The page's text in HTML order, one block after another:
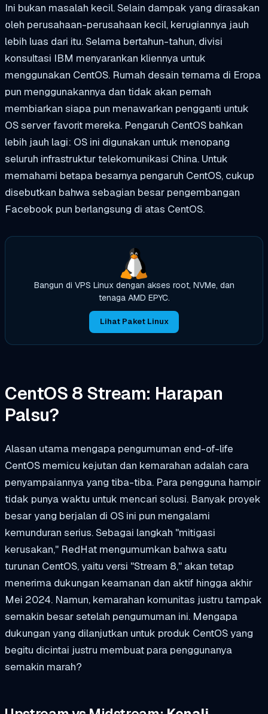
Ini bukan masalah kecil. Selain dampak yang dirasakan
oleh perusahaan-perusahaan kecil, kerugiannya jauh
lebih luas dari itu. Selama bertahun-tahun, divisi
konsultasi IBM menyarankan kliennya untuk
menggunakan CentOS. Rumah desain ternama di Eropa
pun menggunakannya dan tidak akan pernah
membiarkan siapa pun menawarkan pengganti untuk
OS server favorit mereka. Pengaruh CentOS bahkan
lebih jauh lagi: OS ini digunakan untuk menopang
seluruh infrastruktur telekomunikasi China. Untuk
memahami betapa besarnya pengaruh CentOS, cukup
disebutkan bahwa sebagian besar pengembangan
Facebook pun berlangsung di atas CentOS.
Bangun di VPS Linux dengan akses root, NVMe, dan
tenaga AMD EPYC.
Lihat Paket Linux
CentOS 8 Stream: Harapan
Palsu?
Alasan utama mengapa pengumuman end-of-life
CentOS memicu kejutan dan kemarahan adalah cara
penyampaiannya yang tiba-tiba. Para pengguna hampir
tidak punya waktu untuk mencari solusi. Banyak proyek
besar yang berjalan di OS ini pun mengalami
kemunduran serius. Sebagai langkah "mitigasi
kerusakan," RedHat mengumumkan bahwa satu
turunan CentOS, yaitu versi "Stream 8," akan tetap
menerima dukungan keamanan dan aktif hingga akhir
Mei 2024. Namun, kemarahan komunitas justru tampak
semakin besar setelah pengumuman ini. Mengapa
dukungan yang dilanjutkan untuk produk CentOS yang
begitu dicintai justru membuat para penggunanya
semakin marah?